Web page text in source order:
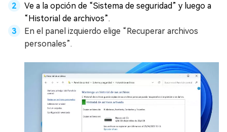
Ve a la opción de “Sistema de seguridad” y luego a
“Historial de archivos”.
En el panel izquierdo elige “Recuperar archivos
personales”.